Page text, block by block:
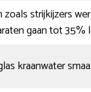
strijkijzers
gaan tot 35%
kraanwater